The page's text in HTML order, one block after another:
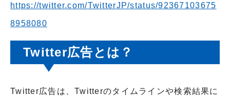
https://twitter.com/TwitterJP/status/92367103675
8958080
Twitter広告とは？
Twitter広告は、Twitterのタイムラインや検索結果に